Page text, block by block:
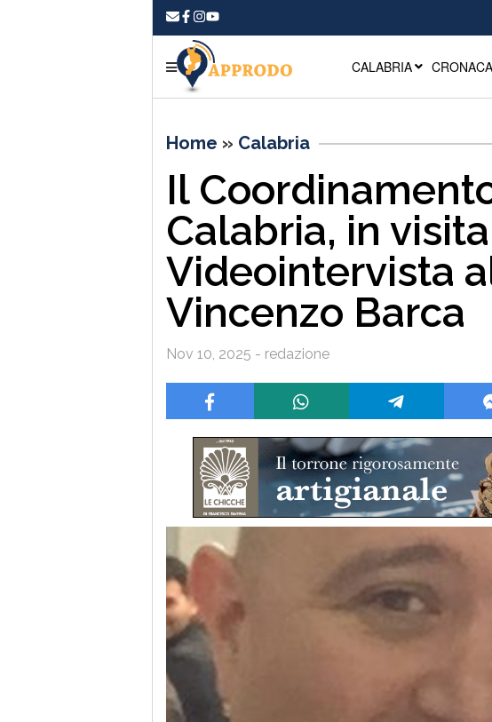
CALABRIA CRONACA
Home » Calabria
Il
Calabria, in
Videointervista
Vincenzo Barca
Nov 10, 2025 - redazione